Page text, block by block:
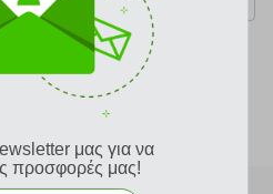
Προτεινόμενη λιανική 16.00 €
μας για να
προσφορές μας!